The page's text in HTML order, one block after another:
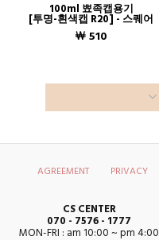
100ml 뾰족캡용기
[투명-흰색캡 R20] - 스퀘어
￦ 510
AGREEMENT PRIVACY
CS CENTER
070 - 7576 - 1777
MON-FRI : am 10:00 ~ pm 4:00